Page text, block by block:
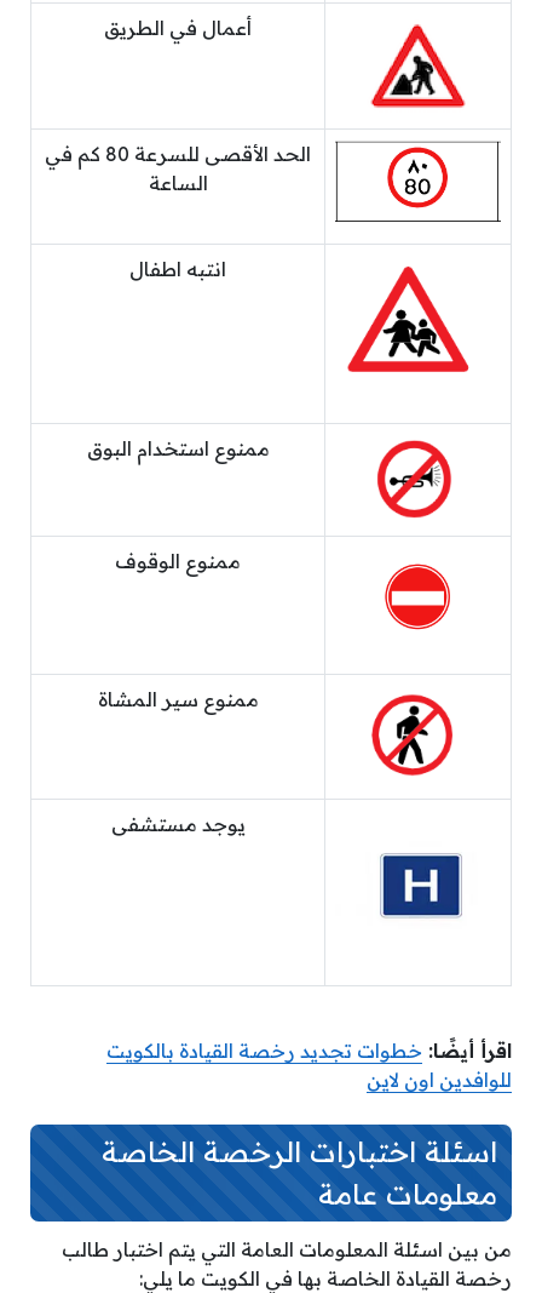
أعمال في الطريق
الحد الأقصى للسرعة 80 كم في
الساعة
انتبه اطفال
ممنوع استخدام البوق
ممنوع الوقوف
ممنوع سير المشاة
يوجد مستشفى
اقرأ أيضًا: خطوات تجديد رخصة القيادة بالكويت
للوافدين اون لاين
اسئلة اختبارات الرخصة الخاصة
معلومات عامة
من بين اسئلة المعلومات العامة التي يتم اختبار طالب
رخصة القيادة الخاصة بها في الكويت ما يلي: